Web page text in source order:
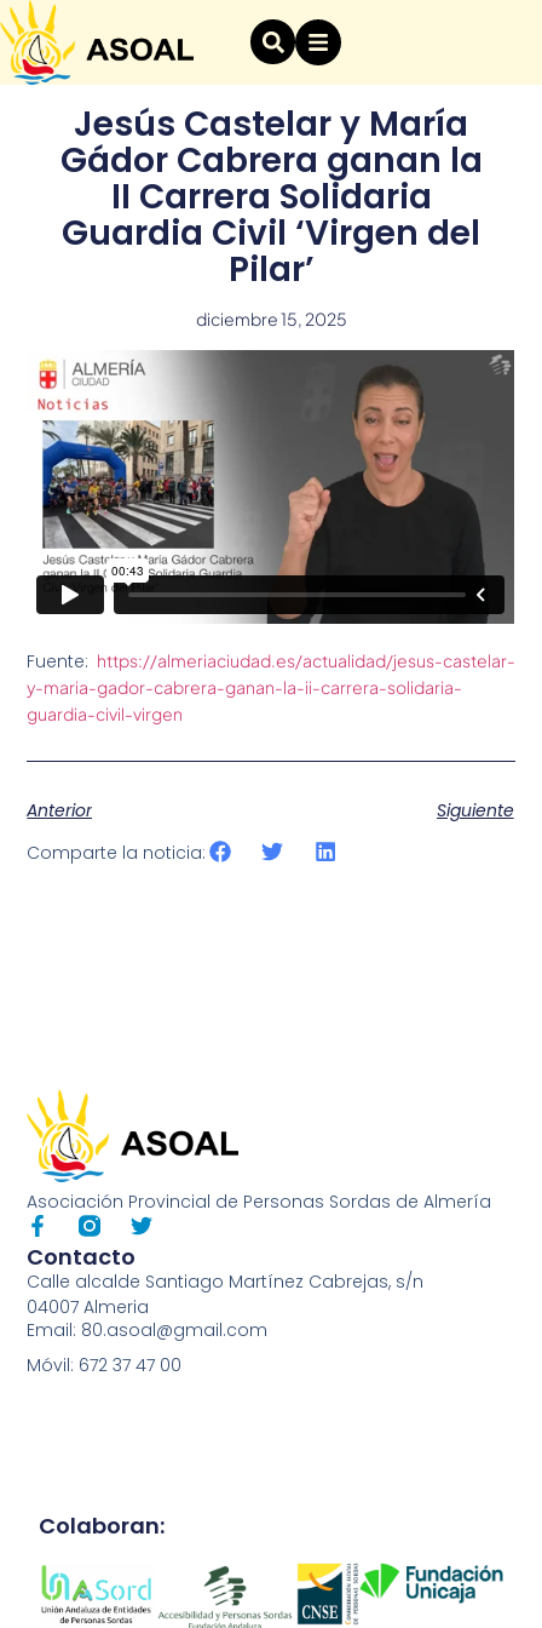
Jesús Castelar y María
Gádor Cabrera ganan la
II Carrera Solidaria
Guardia Civil ‘Virgen del
Pilar’
diciembre 15, 2025
Fuente: https://almeriaciudad.es/actualidad/jesus-castelar-
y-maria-gador-cabrera-ganan-la-ii-carrera-solidaria-
guardia-civil-virgen
Anterior
Siguiente
Comparte la noticia:
Asociación Provincial de Personas Sordas de Almería
Contacto
Calle alcalde Santiago Martínez Cabrejas, s/n
04007 Almeria
Email: 80.asoal@gmail.com
Móvil: 672 37 47 00
Colaboran: